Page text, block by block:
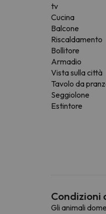
tv
Cucina
Balcone
Riscaldamento
Bollitore
Armadio
Vista sulla città
Tavolo da
Seggiolone
Estintore
Condizioni
Gli animali